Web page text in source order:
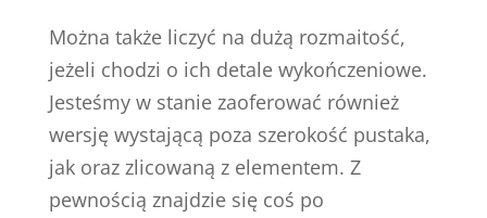
Można także liczyć na dużą rozmaitość,
jeżeli chodzi o ich detale wykończeniowe.
Jesteśmy w stanie zaoferować również
wersję wystającą poza szerokość pustaka,
jak oraz zlicowaną z elementem. Z
pewnością znajdzie się coś po